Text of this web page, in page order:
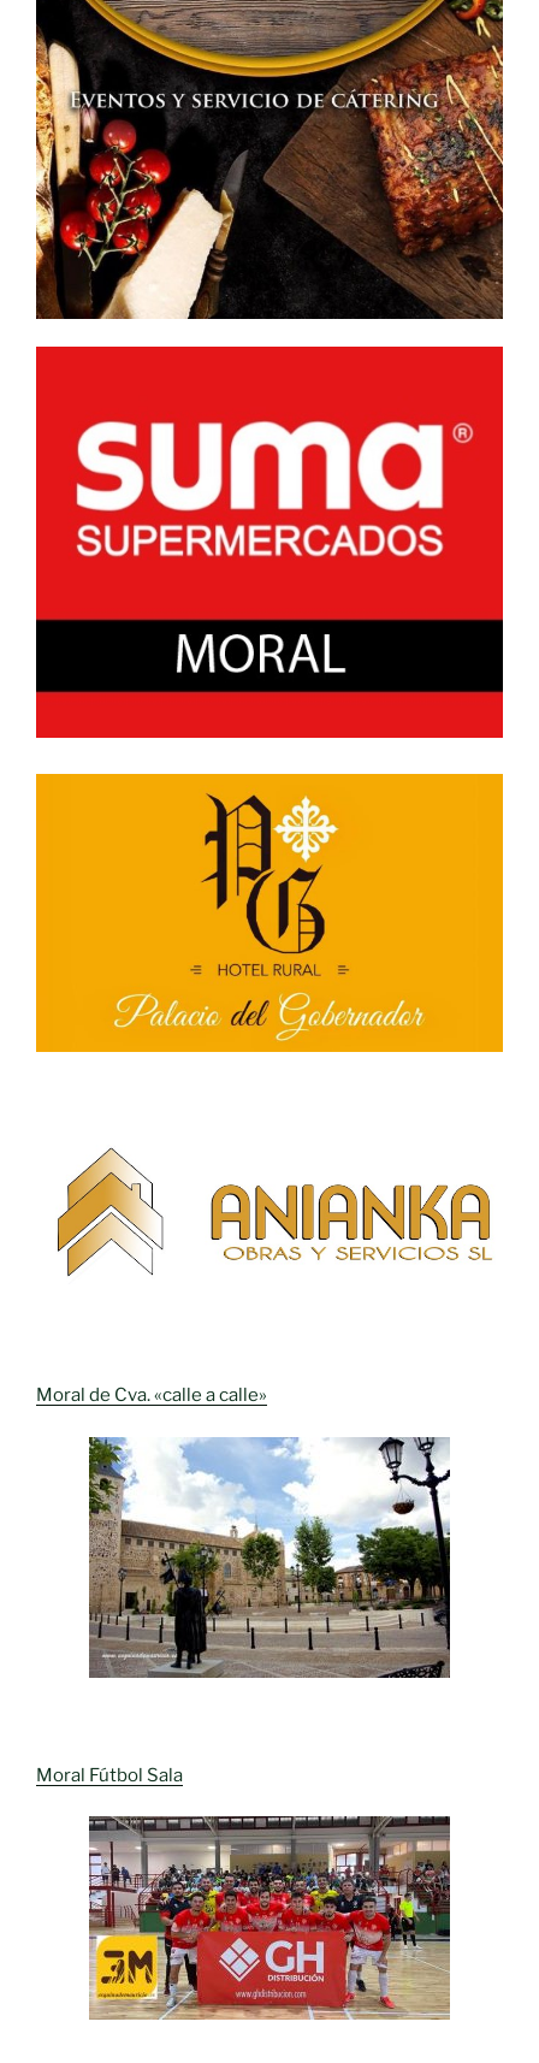
Moral de Cva. «calle a calle»
Moral Fútbol Sala